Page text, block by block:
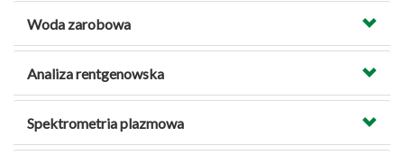
Woda zarobowa
Analiza rentgenowska
Spektrometria plazmowa